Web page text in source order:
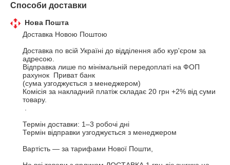
Способи доставки
Нова Пошта
Доставка Новою Поштою
Доставка по всій Україні до відділення або кур'єром за
адресою.
Відправка лише по мінімальній передоплаті на ФОП
рахунок  Приват банк
(сума узгоджується з менеджером)
Комісія за накладний платіж складає 20 грн +2% від суми
товару.
Термін доставки: 1–3 робочі дні
Термін відправки узгоджується з менеджером
Вартість — за тарифами Нової Пошти,